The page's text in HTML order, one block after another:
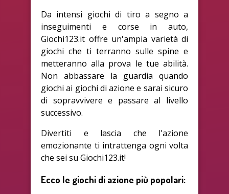
Da intensi giochi di tiro a segno a
inseguimenti e corse in auto,
Giochi123.it offre un'ampia varietà di
giochi che ti terranno sulle spine e
metteranno alla prova le tue abilità.
Non abbassare la guardia quando
giochi ai giochi di azione e sarai sicuro
di sopravvivere e passare al livello
successivo.
Divertiti e lascia che l'azione
emozionante ti intrattenga ogni volta
che sei su Giochi123.it!
Ecco le giochi di azione più popolari: